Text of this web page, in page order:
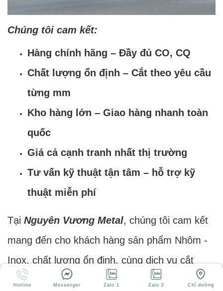
Chúng tôi cam kết:
Hàng chính hãng – Đầy đủ CO, CQ
Chất lượng ổn định – Cắt theo yêu cầu
từng mm
Kho hàng lớn – Giao hàng nhanh toàn
quốc
Giá cả cạnh tranh nhất thị trường
Tư vấn kỹ thuật tận tâm – hỗ trợ kỹ
thuật miễn phí
Tại Nguyên Vương Metal, chúng tôi cam kết
mang đến cho khách hàng sản phẩm Nhôm -
Inox, chất lượng ổn định, cùng dịch vụ cắt
cuộn, gia công theo yêu cầu chuyên nghiệp.
Hotline Messenger Zalo 1 Zalo 2 Chỉ đường